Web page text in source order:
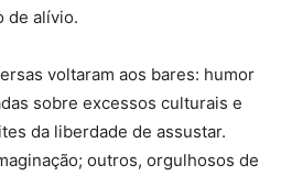
de alívio.
voltaram aos bares: humor
sobre excessos culturais e
da liberdade de assustar.
outros, orgulhosos de